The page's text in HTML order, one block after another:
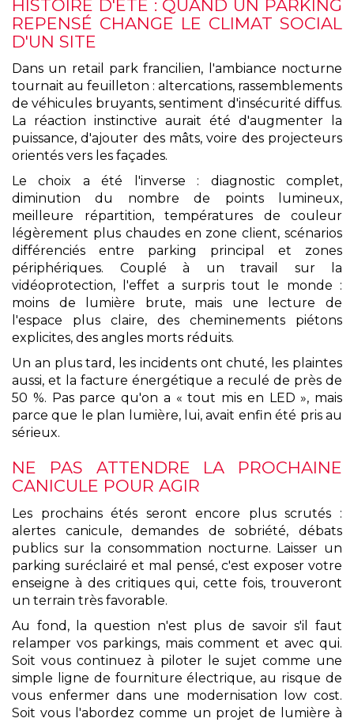
HISTOIRE D'ÉTÉ : QUAND UN PARKING
REPENSÉ CHANGE LE CLIMAT SOCIAL
D'UN SITE
Dans un retail park francilien, l'ambiance nocturne
tournait au feuilleton : altercations, rassemblements
de véhicules bruyants, sentiment d'insécurité diffus.
La réaction instinctive aurait été d'augmenter la
puissance, d'ajouter des mâts, voire des projecteurs
orientés vers les façades.
Le choix a été l'inverse : diagnostic complet,
diminution du nombre de points lumineux,
meilleure répartition, températures de couleur
légèrement plus chaudes en zone client, scénarios
différenciés entre parking principal et zones
périphériques. Couplé à un travail sur la
vidéoprotection, l'effet a surpris tout le monde :
moins de lumière brute, mais une lecture de
l'espace plus claire, des cheminements piétons
explicites, des angles morts réduits.
Un an plus tard, les incidents ont chuté, les plaintes
aussi, et la facture énergétique a reculé de près de
50 %. Pas parce qu'on a « tout mis en LED », mais
parce que le plan lumière, lui, avait enfin été pris au
sérieux.
NE PAS ATTENDRE LA PROCHAINE
CANICULE POUR AGIR
Les prochains étés seront encore plus scrutés :
alertes canicule, demandes de sobriété, débats
publics sur la consommation nocturne. Laisser un
parking suréclairé et mal pensé, c'est exposer votre
enseigne à des critiques qui, cette fois, trouveront
un terrain très favorable.
Au fond, la question n'est plus de savoir s'il faut
relamper vos parkings, mais comment et avec qui.
Soit vous continuez à piloter le sujet comme une
simple ligne de fourniture électrique, au risque de
vous enfermer dans une modernisation low cost.
Soit vous l'abordez comme un projet de lumière à